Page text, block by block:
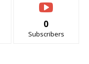
0
Subscribers